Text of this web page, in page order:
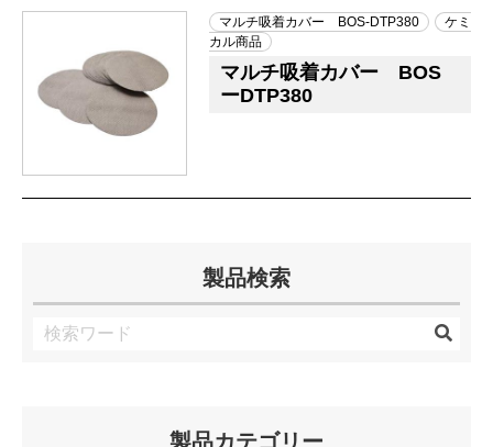
製品検索
製品カテゴリー
マルチ吸着カバー BOS-DTP380
ケミ
カル商品
マルチ吸着カバー BOS
ーDTP380